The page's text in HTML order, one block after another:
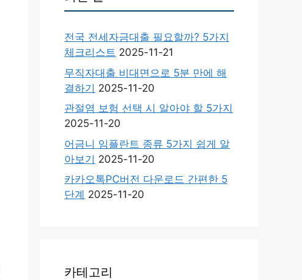
전국 전세자금대출 필요할까? 5가지
체크리스트 2025-11-21
무직자대출 비대면으로 5분 만에 해
결하기 2025-11-20
관절염 보험 선택 시 알아야 할 5가지
2025-11-20
어금니 임플란트 종류 5가지 쉽게 알
아보기 2025-11-20
카카오톡PC버전 다운로드 간편한 5
단계 2025-11-20
카테고리